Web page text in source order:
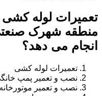
تعمیرات لوله
منطقه شهرک
انجام می دهد؟
تعمیرات لوله کشی
نصب و تعمیر پمپ
نصب و تعمیر